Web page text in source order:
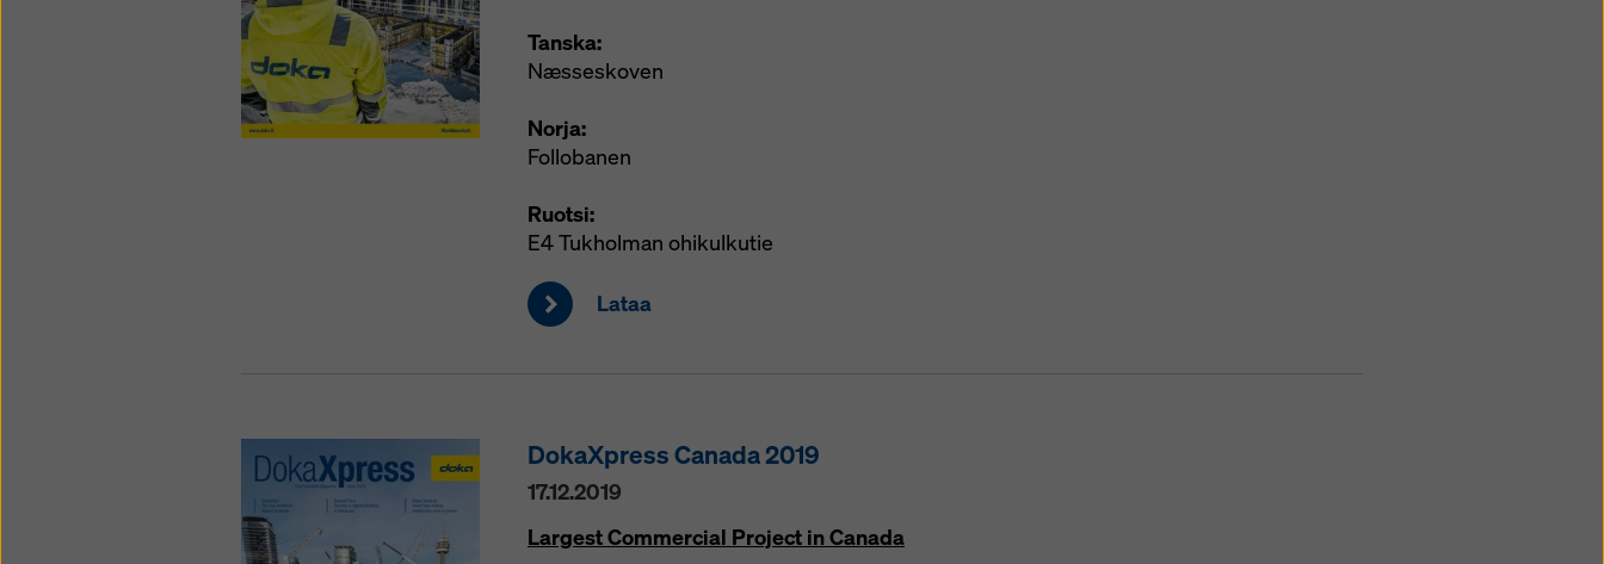
Tanska:
Næsseskoven
Norja:
Follobanen
Ruotsi:
E4 Tukholman ohikulkutie
Lataa
DokaXpress Canada 2019
17.12.2019
Largest Commercial Project in Canada